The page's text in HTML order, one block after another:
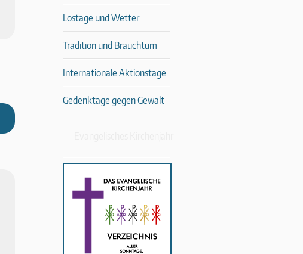
Lostage und Wetter
Tradition und Brauchtum
Internationale Aktionstage
Gedenktage gegen Gewalt